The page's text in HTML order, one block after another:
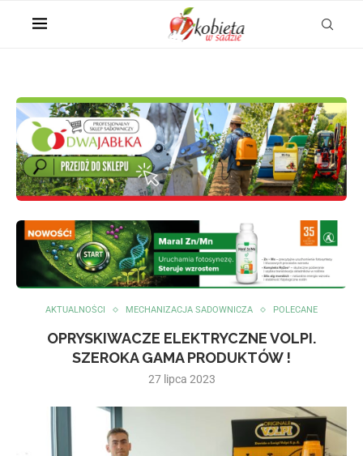
AKTUALNOŚCI MECHANIZACJA SADOWNICZA POLECANE
OPRYSKIWACZE ELEKTRYCZNE VOLPI.
SZEROKA GAMA PRODUKTÓW !
27 lipca 2023